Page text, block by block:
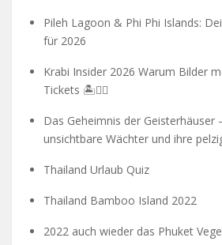
Pileh Lagoon & Phi Phi Islands:
für 2026
Krabi Insider 2026 Warum Bilder
Tickets 🏝️🧗‍♂️
Das Geheimnis der Geisterhäuser
unsichtbare Wächter und ihre
Thailand Urlaub Quiz
Thailand Bamboo Island 2022
2022 auch wieder das Phuket